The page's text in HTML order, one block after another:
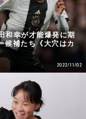
和幸が才能爆発に期
候補たち《大穴はカ
2022/11/02